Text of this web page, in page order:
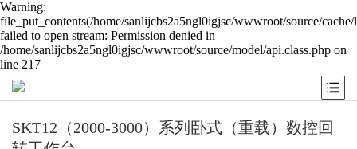
Warning:
file_put_contents(/home/sanlijcbs2a5ngl0igjsc/wwwroot/source/cache/
failed to open stream: Permission denied in
/home/sanlijcbs2a5ngl0igjsc/wwwroot/source/model/api.class.php on
line 217
SKT12（2000-3000）系列卧式（重载）数控回